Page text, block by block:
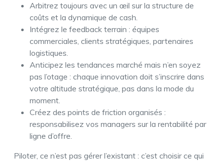
Arbitrez toujours avec un œil sur la structure de
coûts et la dynamique de cash.
Intégrez le feedback terrain : équipes
commerciales, clients stratégiques, partenaires
logistiques.
Anticipez les tendances marché mais n’en soyez
pas l’otage : chaque innovation doit s’inscrire dans
votre altitude stratégique, pas dans la mode du
moment.
Créez des points de friction organisés :
responsabilisez vos managers sur la rentabilité par
ligne d’offre.
Piloter, ce n’est pas gérer l’existant : c’est choisir ce qui